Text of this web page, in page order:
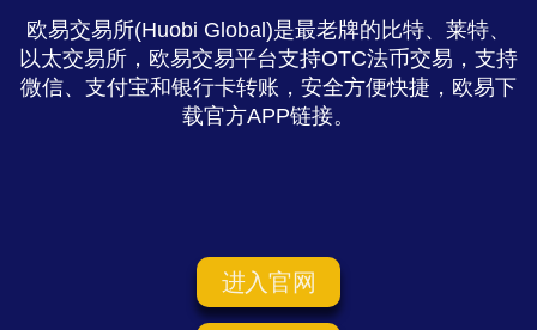
欧易交易所(Huobi Global)是最老牌的比特、莱特、
以太交易所，欧易交易平台支持OTC法币交易，支持
微信、支付宝和银行卡转账，安全方便快捷，欧易下
载官方APP链接。
进入官网